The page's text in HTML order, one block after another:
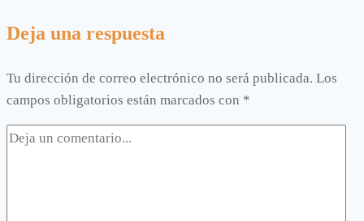
Deja una respuesta
Tu dirección de correo electrónico no será publicada. Los
campos obligatorios están marcados con *